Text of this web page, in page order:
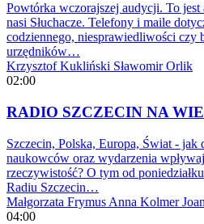
Powtórka wczorajszej audycji. To jest
nasi Słuchacze. Telefony i maile
codziennego, niesprawiedliwości czy
urzędników…
Krzysztof Kukliński Sławomir Orlik
02:00
RADIO SZCZECIN NA
Szczecin, Polska, Europa, Świat -
naukowców oraz wydarzenia
rzeczywistość? O tym od
Radiu Szczecin…
Małgorzata Frymus Anna Kolmer
04:00